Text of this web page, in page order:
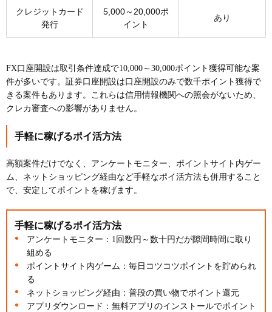
クレジットカード
発行
5,000～20,000ポ
イント
あり
FX口座開設は取引条件達成で10,000～30,000ポイント獲得可能な案
件が多いです。証券口座開設は口座開設のみで数千ポイント獲得で
きる案件もあります。これらは信用情報機関への照会がないため、
クレカ審査への影響がありません。
手軽に稼げるポイ活方法
高額案件だけでなく、アンケートモニター、ポイントサイト内ゲー
ム、ネットショッピング経由など手軽なポイ活方法も併用すること
で、安定してポイントを稼げます。
手軽に稼げるポイ活方法
アンケートモニター：1回数円～数十円だが隙間時間に取り
組める
ポイントサイト内ゲーム：毎日コツコツポイントを貯められ
る
ネットショッピング経由：普段の買い物でポイント還元
アプリダウンロード：無料アプリのインストールでポイント